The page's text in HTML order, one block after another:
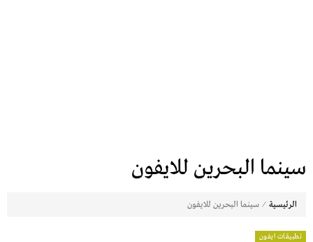
سينما البحرين للايفون
الرئيسية ⁄ سينما البحرين للايفون
تطبيقات ايفون